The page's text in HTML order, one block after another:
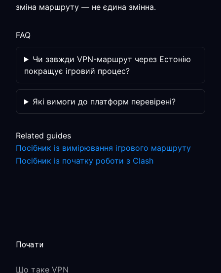
зміна маршруту — не єдина змінна.
FAQ
Чи завжди VPN-маршрут через Естонію
покращує ігровий процес?
Які вимоги до платформ перевірені?
Related guides
Посібник із вимірювання ігрового маршруту
Посібник із початку роботи з Clash
Почати
Що таке VPN